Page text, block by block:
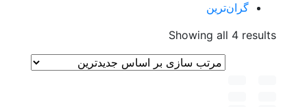
گران‌ترین
Showing all 4 results
Sorted
by
latest